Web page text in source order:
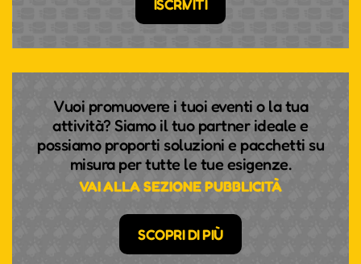
ISCRIVITI
Vuoi promuovere i tuoi eventi o la tua
attività? Siamo il tuo partner ideale e
possiamo proporti soluzioni e pacchetti su
misura per tutte le tue esigenze.
VAI ALLA SEZIONE PUBBLICITÀ
SCOPRI DI PIÙ